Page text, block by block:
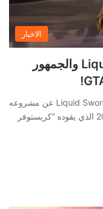
الاخبار
رصد مشروع Liquid Swords والجمهور
خلال العام الماضي كشف استوديو Liquid Swords عن مشروعه
الأول منذ تأسيس الاستوديو خلال 2020 الذي يقوده “كريستوفر